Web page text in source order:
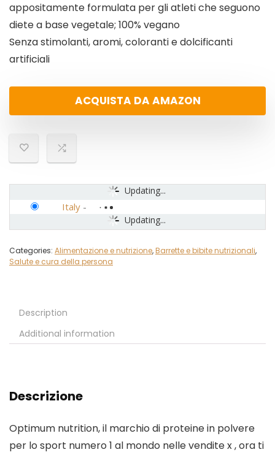
appositamente formulata per gli atleti che seguono
diete a base vegetale; 100% vegano
Senza stimolanti, aromi, coloranti e dolcificanti
artificiali
ACQUISTA DA AMAZON
Updating...
Updating...
Italy -
Categories: Alimentazione e nutrizione,Barrette e bibite nutrizionali,
Salute e cura della persona
Description
Additional information
Descrizione
Optimum nutrition, il marchio di proteine in polvere
per lo sport numero 1 al mondo nelle vendite x , ora ti